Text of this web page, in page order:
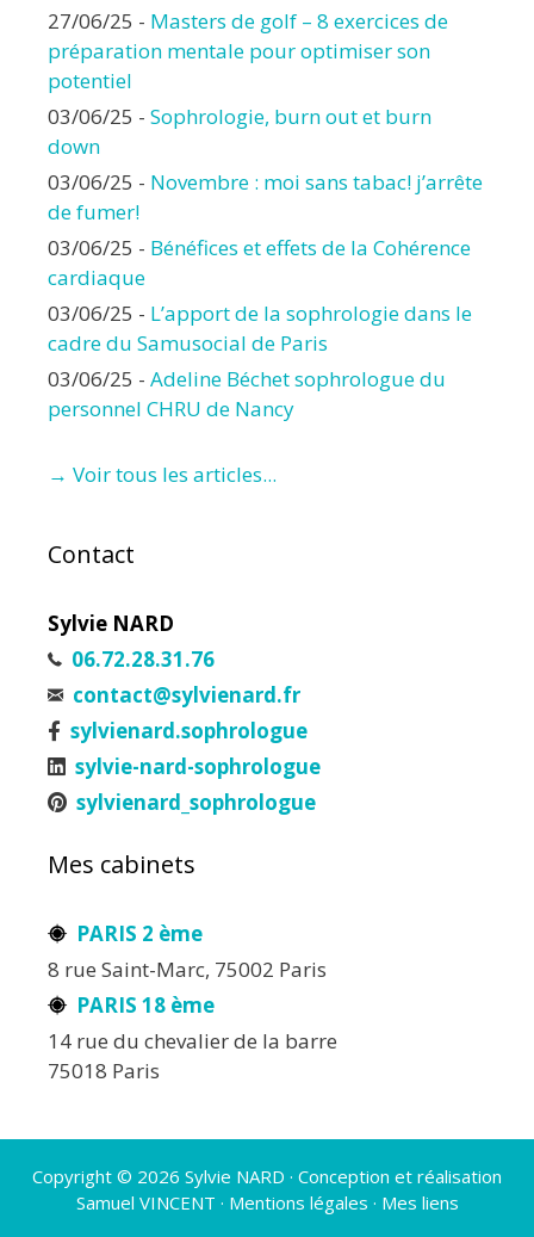
27/06/25 - Masters de golf – 8 exercices de
préparation mentale pour optimiser son
potentiel
03/06/25 - Sophrologie, burn out et burn
down
03/06/25 - Novembre : moi sans tabac! j’arrête
de fumer!
03/06/25 - Bénéfices et effets de la Cohérence
cardiaque
03/06/25 - L’apport de la sophrologie dans le
cadre du Samusocial de Paris
03/06/25 - Adeline Béchet sophrologue du
personnel CHRU de Nancy
→ Voir tous les articles...
Contact
Sylvie NARD
06.72.28.31.76
contact@sylvienard.fr
sylvienard.sophrologue
sylvie-nard-sophrologue
sylvienard_sophrologue
Mes cabinets
PARIS 2 ème
8 rue Saint-Marc, 75002 Paris
PARIS 18 ème
14 rue du chevalier de la barre
75018 Paris
Copyright © 2026 Sylvie NARD · Conception et réalisation
Samuel VINCENT · Mentions légales · Mes liens